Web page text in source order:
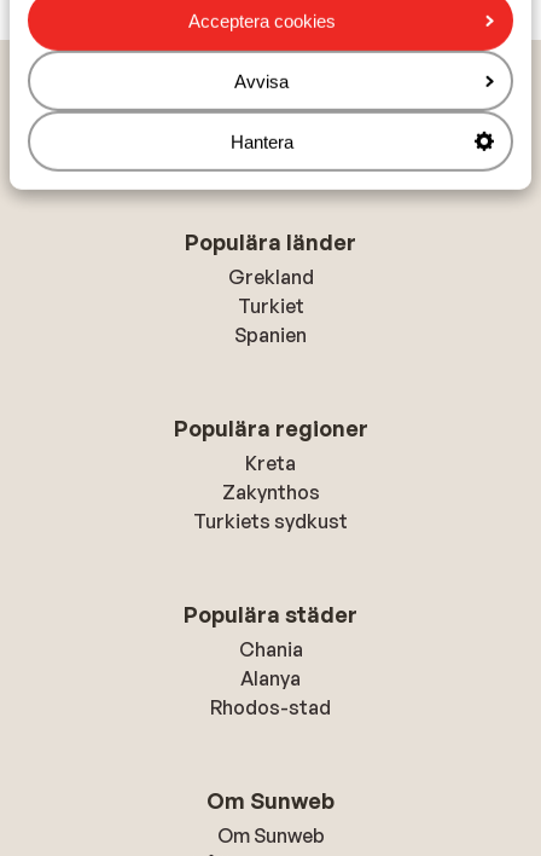
Acceptera cookies
Avvisa
Hantera
Hem Marocko Marrakech
Riad Les Borjs de la Kasbah
Populära länder
Grekland
Turkiet
Spanien
Populära regioner
Kreta
Zakynthos
Turkiets sydkust
Populära städer
Chania
Alanya
Rhodos-stad
Om Sunweb
Om Sunweb